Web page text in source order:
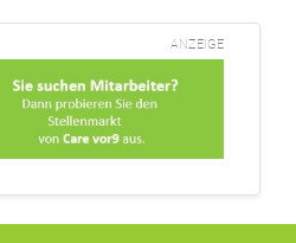
ANZEIGE